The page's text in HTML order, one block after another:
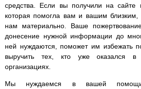
средства. Если вы получили на
которая помогла вам и вашим близким,
нам материально. Ваше
донесение нужной информации до
ней нуждаются, поможет им избежать
выручить тех, кто уже оказался в
организациях.
Мы нуждаемся в вашей